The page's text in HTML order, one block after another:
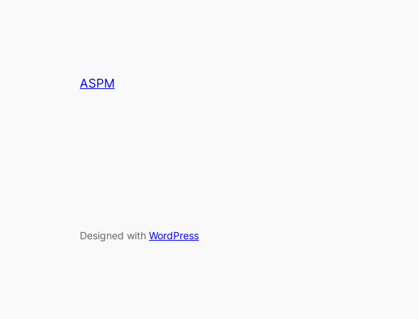
ASPM
Designed with WordPress